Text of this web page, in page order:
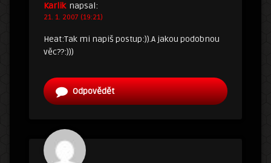
Karlik napsal:
21. 1. 2007 (19:21)
Heat:Tak mi napiš postup:)).A jakou podobnou
věc??:)))
Odpovědět